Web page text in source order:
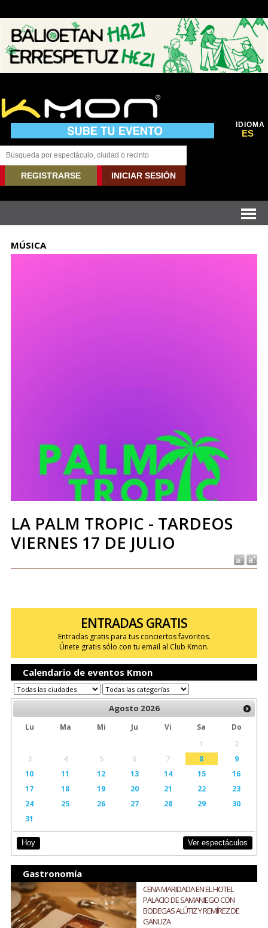
IDIOMA
ES
REGISTRARSE INICIAR SESIÓN
MÚSICA
LA PALM TROPIC - TARDEOS
VIERNES 17 DE JULIO
ENTRADAS GRATIS
Entradas gratis para tus conciertos favoritos.
Únete gratis sólo con tu email al Club Kmon.
Calendario de eventos Kmon
Agosto 2026
Lu Ma Mi Ju Vi Sa
Do
1
2
3
4 5 6 7 8
9
10
11 12 13 14 15
16
17
18 19 20 21 22
23
24
25 26 27 28 29
30
31
Hoy Ver espectáculos
Gastronomía
CENA MARIDADA EN EL HOTEL
PALACIO DE SAMANIEGO CON
BODEGAS ALÚTIZ Y REMÍREZ DE
GANUZA